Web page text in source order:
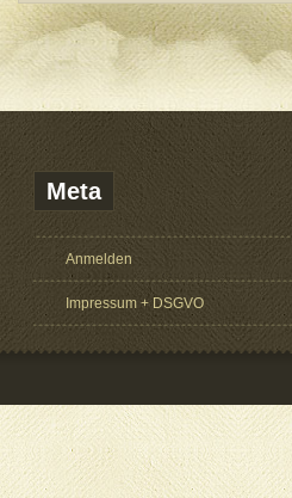
Meta
Anmelden
Impressum + DSGVO